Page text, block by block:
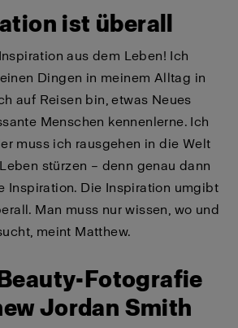
ist überall
aus dem Leben! Ich
Dingen in meinem Alltag in
auf Reisen bin, etwas Neues
Menschen kennenlerne. Ich
muss ich rausgehen in die Welt
stürzen – denn genau dann
Inspiration. Die Inspiration umgibt
Man muss nur wissen, wo und
meint Matthew.
Fotografie
Jordan Smith